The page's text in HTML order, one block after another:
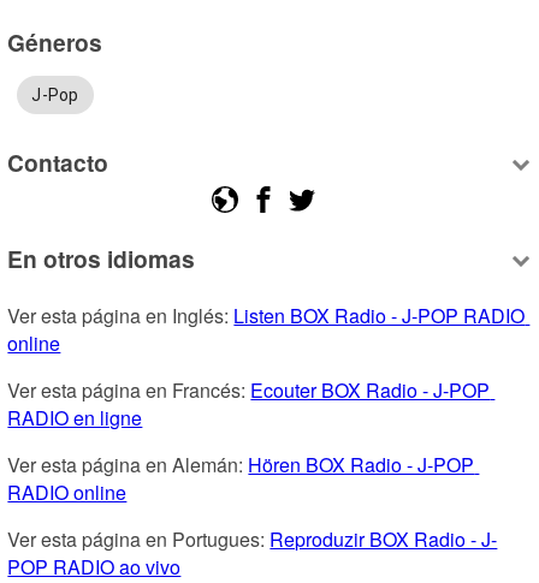
Géneros
J-Pop
Contacto
En otros idiomas
Ver esta página en Inglés: Listen BOX Radio - J-POP RADIO
online
Ver esta página en Francés: Ecouter BOX Radio - J-POP
RADIO en ligne
Ver esta página en Alemán: Hören BOX Radio - J-POP
RADIO online
Ver esta página en Portugues: Reproduzir BOX Radio - J-
POP RADIO ao vivo